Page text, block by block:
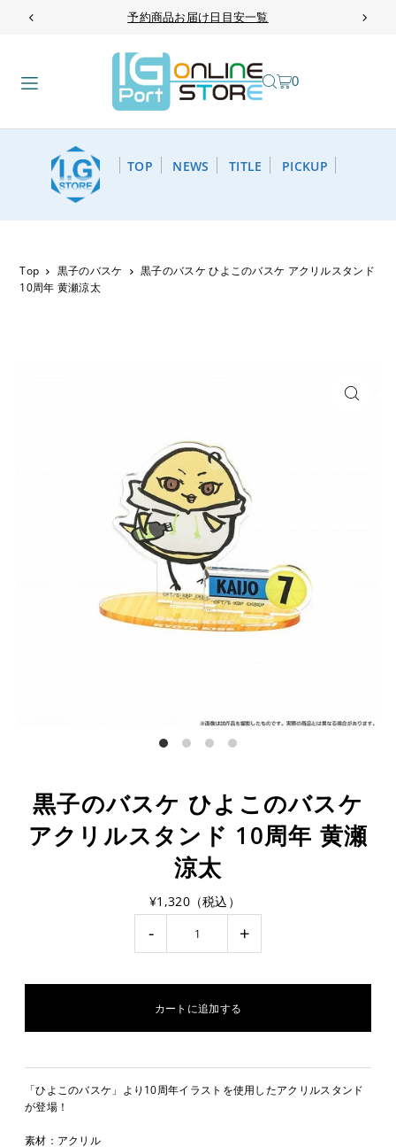
TRANSLATION MISSING: JA.ACCESSIBILITY.SKIP_TO_TEXT
予約商品お届け日目安一覧
0
TOP NEWS TITLE PICKUP
Top 黒子のバスケ
黒子のバスケ ひよこのバスケ アクリルスタンド
10周年 黄瀬涼太
黒子のバスケ ひよこのバスケ
アクリルスタンド 10周年 黄瀬
涼太
¥1,320（税込）
- +
「ひよこのバスケ」より10周年イラストを使用したアクリルスタンド
が登場！
素材：アクリル